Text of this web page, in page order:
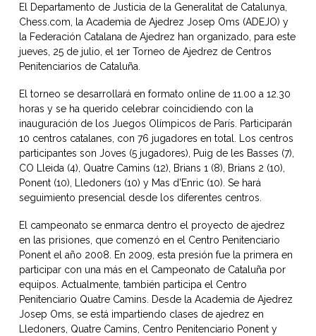
El Departamento de Justicia de la Generalitat de Catalunya,
Chess.com, la Academia de Ajedrez Josep Oms (ADEJO) y
la Federación Catalana de Ajedrez han organizado, para este
jueves, 25 de julio, el 1er Torneo de Ajedrez de Centros
Penitenciarios de Cataluña.
El torneo se desarrollará en formato online de 11.00 a 12.30
horas y se ha querido celebrar coincidiendo con la
inauguración de los Juegos Olímpicos de París. Participarán
10 centros catalanes, con 76 jugadores en total. Los centros
participantes son Joves (5 jugadores), Puig de les Basses (7),
CO Lleida (4), Quatre Camins (12), Brians 1 (8), Brians 2 (10),
Ponent (10), Lledoners (10) y Mas d’Enric (10). Se hará
seguimiento presencial desde los diferentes centros.
El campeonato se enmarca dentro el proyecto de ajedrez
en las prisiones, que comenzó en el Centro Penitenciario
Ponent el año 2008. En 2009, esta presión fue la primera en
participar con una más en el Campeonato de Cataluña por
equipos. Actualmente, también participa el Centro
Penitenciario Quatre Camins. Desde la Academia de Ajedrez
Josep Oms, se está impartiendo clases de ajedrez en
Lledoners, Quatre Camins, Centro Penitenciario Ponent y